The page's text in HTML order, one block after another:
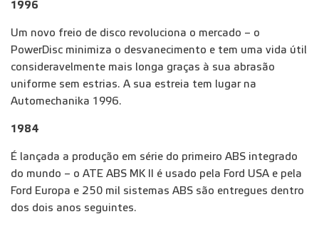
1996
Um novo freio de disco revoluciona o mercado – o
PowerDisc minimiza o desvanecimento e tem uma vida útil
consideravelmente mais longa graças à sua abrasão
uniforme sem estrias. A sua estreia tem lugar na
Automechanika 1996.
1984
É lançada a produção em série do primeiro ABS integrado
do mundo – o ATE ABS MK II é usado pela Ford USA e pela
Ford Europa e 250 mil sistemas ABS são entregues dentro
dos dois anos seguintes.